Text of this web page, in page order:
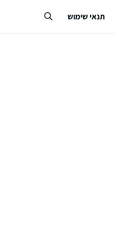
תנאי שימוש